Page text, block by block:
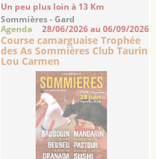
Un peu plus loin à 13 Km
Sommières - Gard
Agenda 28/06/2026 au 06/09/2026
Course camarguaise Trophée
des As Sommières Club Taurin
Lou Carmen